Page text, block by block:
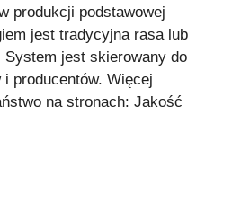
produkcji podstawowej
jest tradycyjna rasa lub
System jest skierowany do
producentów. Więcej
na stronach: Jakość